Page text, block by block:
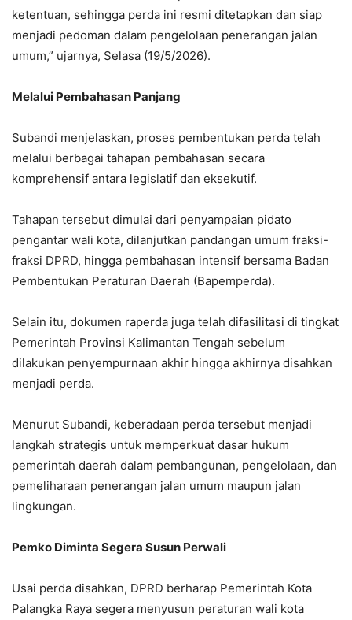
ketentuan, sehingga perda ini resmi ditetapkan dan siap
menjadi pedoman dalam pengelolaan penerangan jalan
umum,” ujarnya, Selasa (19/5/2026).
Melalui Pembahasan Panjang
Subandi menjelaskan, proses pembentukan perda telah
melalui berbagai tahapan pembahasan secara
komprehensif antara legislatif dan eksekutif.
Tahapan tersebut dimulai dari penyampaian pidato
pengantar wali kota, dilanjutkan pandangan umum fraksi-
fraksi DPRD, hingga pembahasan intensif bersama Badan
Pembentukan Peraturan Daerah (Bapemperda).
Selain itu, dokumen raperda juga telah difasilitasi di tingkat
Pemerintah Provinsi Kalimantan Tengah sebelum
dilakukan penyempurnaan akhir hingga akhirnya disahkan
menjadi perda.
Menurut Subandi, keberadaan perda tersebut menjadi
langkah strategis untuk memperkuat dasar hukum
pemerintah daerah dalam pembangunan, pengelolaan, dan
pemeliharaan penerangan jalan umum maupun jalan
lingkungan.
Pemko Diminta Segera Susun Perwali
Usai perda disahkan, DPRD berharap Pemerintah Kota
Palangka Raya segera menyusun peraturan wali kota